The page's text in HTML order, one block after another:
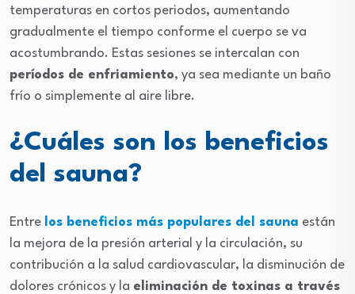
temperaturas en cortos periodos, aumentando
gradualmente el tiempo conforme el cuerpo se va
acostumbrando. Estas sesiones se intercalan con
períodos de enfriamiento, ya sea mediante un baño
frío o simplemente al aire libre.
¿Cuáles son los beneficios
del sauna?
Entre los beneficios más populares del sauna están
la mejora de la presión arterial y la circulación, su
contribución a la salud cardiovascular, la disminución de
dolores crónicos y la eliminación de toxinas a través